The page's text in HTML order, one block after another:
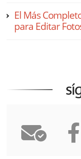
El Más
para Editar